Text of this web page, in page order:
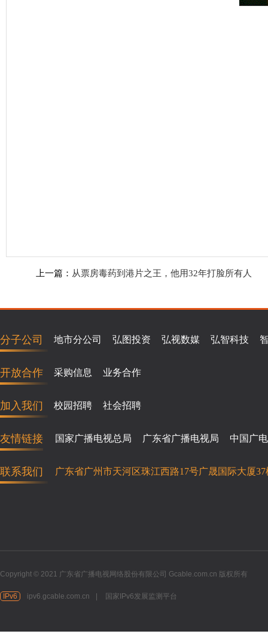
上一篇： 从票房毒药到港片之王，他用32年打脸所有人
分子公司 地市分公司 弘图投资 弘视数媒 弘智科技
开放合作 采购信息 业务合作
加入我们 校园招聘 社会招聘
友情链接 国家广播电视总局 广东省广播电视局 中国广电
联系我们 广东省广州市天河区珠江西路17号广晟国际大厦37
Copyright © 2021 广东省广播电视网络股份有限公司 Gcable.com.cn 版权所有
IPv6 ipv6.gcable.com.cn 国家IPv6发展监测平台